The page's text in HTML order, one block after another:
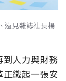
遠見雜誌社長楊
人力與財務
織起一張安